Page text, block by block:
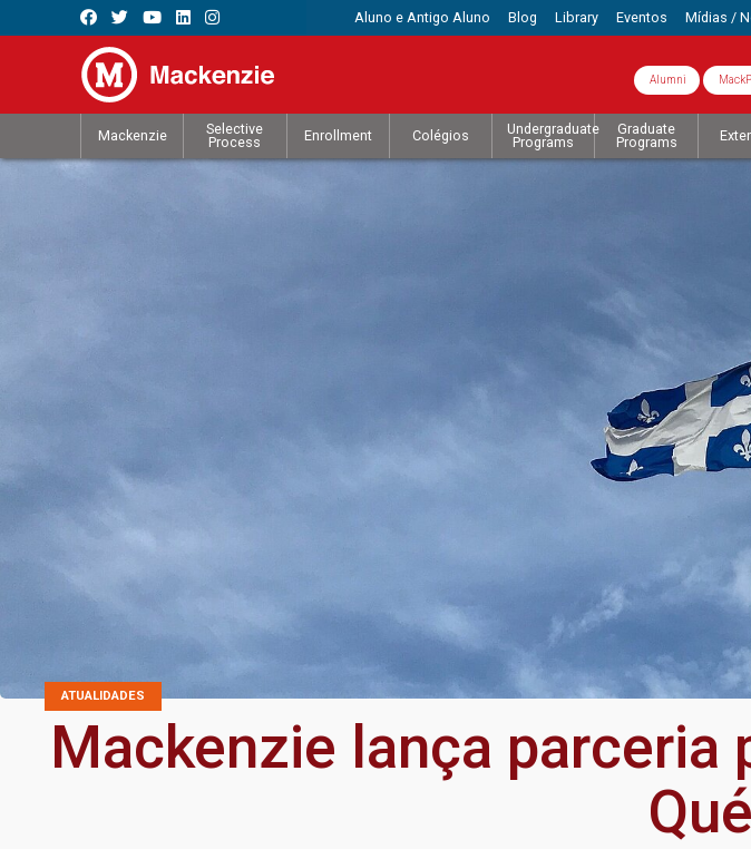
Aluno e Antigo Aluno Blog Library Eventos Mídias /
Alumni
Mackenzie
Selective
Process
Enrollment Colégios
Undergraduate
Programs
Graduate
Programs
ATUALIDADES
Mackenzie lança parceria